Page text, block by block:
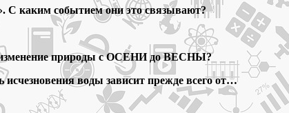
С каким событием они это связывают?
изменение природы с ОСЕНИ до ВЕСНЫ?
исчезновения воды зависит прежде всего от…